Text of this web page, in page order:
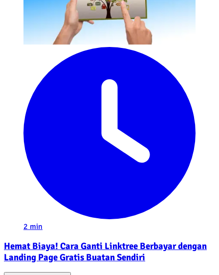
2 min
Hemat Biaya! Cara Ganti Linktree Berbayar dengan
Landing Page Gratis Buatan Sendiri